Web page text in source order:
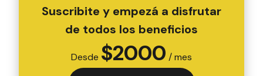
Suscribite y empezá a disfrutar
de todos los beneficios
Desde $2000 / mes